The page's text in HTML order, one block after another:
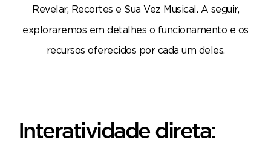
Revelar, Recortes e Sua Vez Musical. A seguir,
exploraremos em detalhes o funcionamento e os
recursos oferecidos por cada um deles.
Interatividade direta: